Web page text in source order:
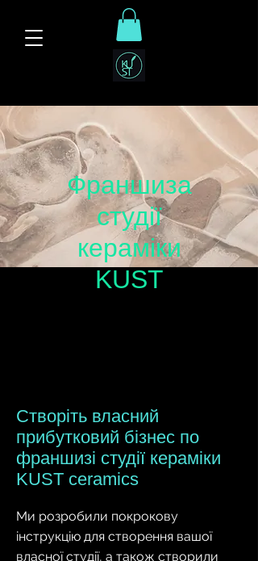
Франшиза
студії
кераміки
KUST
Створіть власний
прибутковий бізнес по
франшизі студії кераміки
KUST ceramics
Ми розробили покрокову
інструкцію для створення вашої
власної студії, а також створили